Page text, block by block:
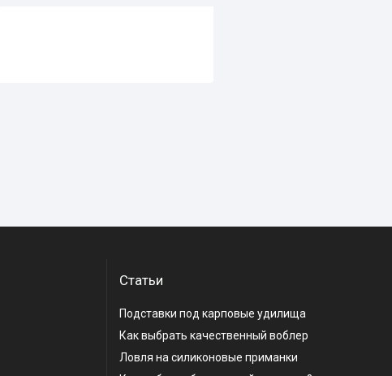
Статьи
Подставки под карповые удилища
Как выбрать качественный воблер
Ловля на силиконовые приманки